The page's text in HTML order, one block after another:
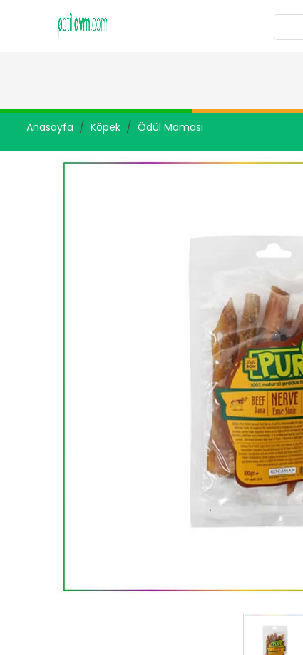
Anasayfa Köpek Ödül Maması